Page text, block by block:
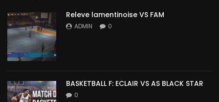
Releve lamentinoise VS FAM
ADMIN 0
BASKETBALL F: ECLAIR VS AS BLACK STAR
0